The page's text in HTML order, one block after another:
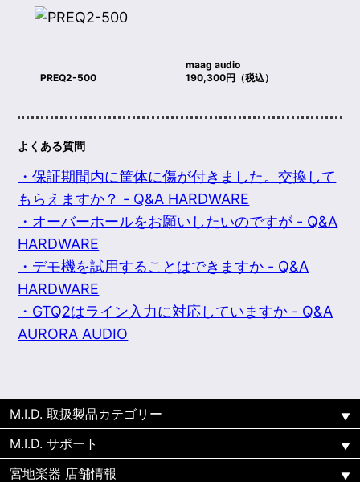
maag audio
PREQ2-500
190,300円（税込）
よくある質問
・保証期間内に筐体に傷が付きました。交換して
もらえますか？ - Q&A HARDWARE
・オーバーホールをお願いしたいのですが - Q&A
HARDWARE
・デモ機を試用することはできますか - Q&A
HARDWARE
・GTQ2はライン入力に対応していますか - Q&A
AURORA AUDIO
M.I.D. 取扱製品カテゴリー
M.I.D. サポート
宮地楽器 店舗情報